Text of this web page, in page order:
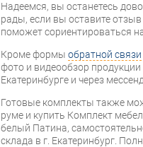
Надеемся, вы останетесь
рады, если вы оставите
поможет сориентироваться
Кроме формы обратной связи
фото и видеообзор
Екатеринбурге и через
Готовые комплекты также
руме и купить Комплект
белый Патина,
склада в г. Екатеринбург.